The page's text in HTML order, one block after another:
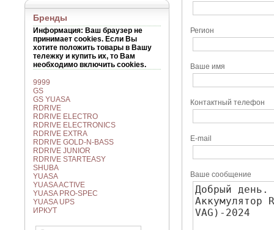
Бренды
Информация: Ваш браузер не
принимает cookies. Если Вы
хотите положить товары в Вашу
тележку и купить их, то Вам
необходимо включить cookies.
9999
GS
GS YUASA
RDRIVE
RDRIVE ELECTRO
RDRIVE ELECTRONICS
RDRIVE EXTRA
RDRIVE GOLD-N-BASS
RDRIVE JUNIOR
RDRIVE STARTEASY
SHUBA
YUASA
YUASA ACTIVE
YUASA PRO-SPEC
YUASA UPS
ИРКУТ
Регион
Ваше имя
Контактный телефон
E-mail
Ваше сообщение